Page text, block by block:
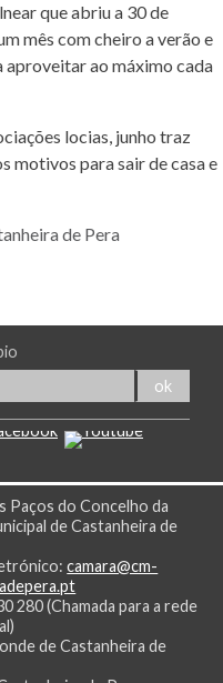
que abriu a 30 de
mês com cheiro a verão e
ao máximo cada
locias, junho traz
motivos para sair de casa e
Paços do Concelho da
de Castanheira de
camara@cm-
280 (Chamada para a rede
de Castanheira de